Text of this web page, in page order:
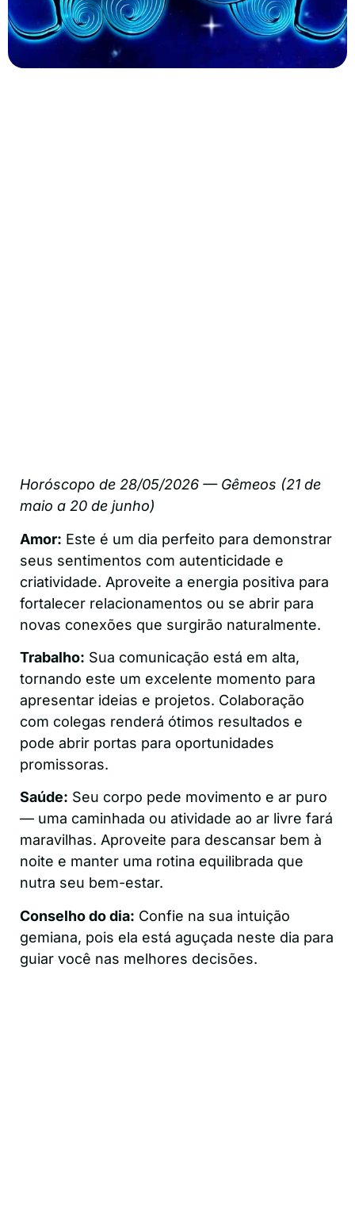
Horóscopo de 28/05/2026 — Gêmeos (21 de
maio a 20 de junho)
Amor: Este é um dia perfeito para demonstrar
seus sentimentos com autenticidade e
criatividade. Aproveite a energia positiva para
fortalecer relacionamentos ou se abrir para
novas conexões que surgirão naturalmente.
Trabalho: Sua comunicação está em alta,
tornando este um excelente momento para
apresentar ideias e projetos. Colaboração
com colegas renderá ótimos resultados e
pode abrir portas para oportunidades
promissoras.
Saúde: Seu corpo pede movimento e ar puro
— uma caminhada ou atividade ao ar livre fará
maravilhas. Aproveite para descansar bem à
noite e manter uma rotina equilibrada que
nutra seu bem-estar.
Conselho do dia: Confie na sua intuição
gemiana, pois ela está aguçada neste dia para
guiar você nas melhores decisões.